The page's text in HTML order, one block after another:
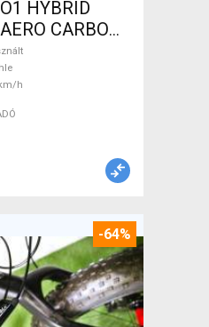
HYBRID
CARBON
Mahle
h
-64%